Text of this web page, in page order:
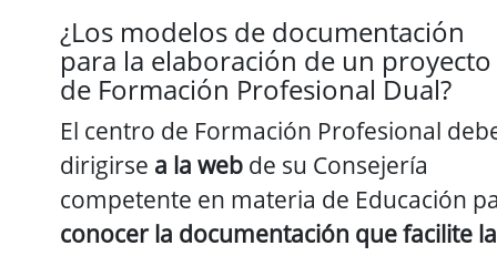
¿Los modelos de documentación
para la elaboración de un proyecto
de Formación Profesional Dual?
El centro de Formación Profesional
dirigirse a la web de su Consejería
competente en materia de Educación
conocer la documentación que facilite la